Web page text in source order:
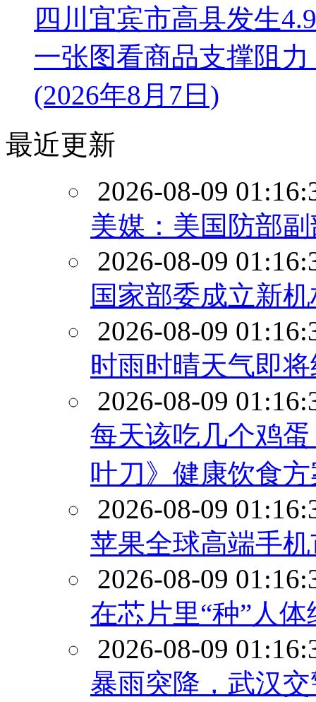
四川宜宾市高县发生
一张图看商品支撑阻
(2026年8月7日)
最近更新
2026-08-09
美媒：美国防部
2026-08-09
国家部委成立新
2026-08-09
时雨时晴天气即
2026-08-09
每天该吃几个鸡
叶刀》健康饮食
2026-08-09
苹果全球高端手
2026-08-09
在芯片里“种”人
2026-08-09
暴雨突降，武汉